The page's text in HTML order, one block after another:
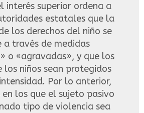
interés superior ordena a
estatales que la
los derechos del niño se
a través de medidas
o «agravadas», y que los
los niños sean protegidos
Por lo anterior,
en los que el sujeto pasivo
tipo de violencia sea